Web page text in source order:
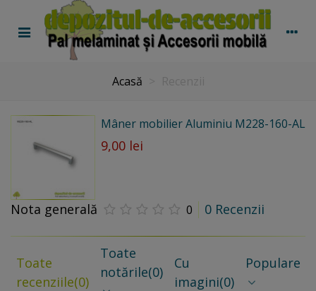
Acasă
Mâner mobilier Aluminiu M228-160-AL
9,00 lei
Nota generală 0 0 Recenzii
Toate
recenziile(0)
Toate
notările(0)
Cu
imagini(0)
Populare